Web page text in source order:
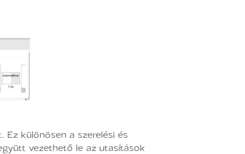
különösen a szerelési és
vezethető le az utasítások